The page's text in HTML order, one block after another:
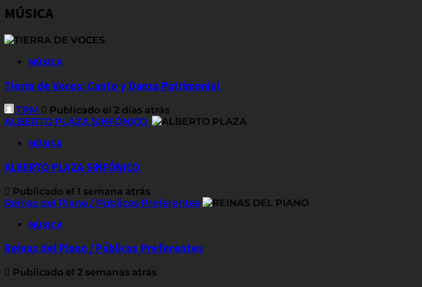
MÚSICA
MÚSICA
Tierra de Voces: Canto y Danza Patrimonial
TRM
Publicado el 2 días atrás
ALBERTO PLAZA SINFÓNICO
MÚSICA
ALBERTO PLAZA SINFÓNICO
Publicado el 1 semana atrás
Reinas del Piano / Públicos Preferentes
MÚSICA
Reinas del Piano / Públicos Preferentes
Publicado el 2 semanas atrás